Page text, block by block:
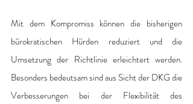
Mit dem Kompromiss können die bisherigen
bürokratischen Hürden reduziert und die
Umsetzung der Richtlinie erleichtert werden.
Besonders bedeutsam sind aus Sicht der DKG die
Verbesserungen bei der Flexibilität des